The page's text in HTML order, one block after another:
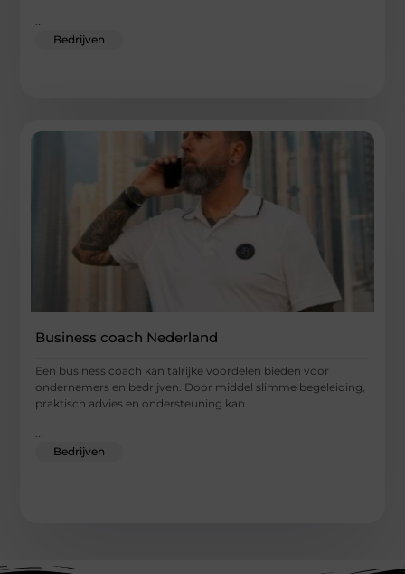
...
Bedrijven
Business coach Nederland
Een business coach kan talrijke voordelen bieden voor
ondernemers en bedrijven. Door middel slimme begeleiding,
praktisch advies en ondersteuning kan
Bedrijven